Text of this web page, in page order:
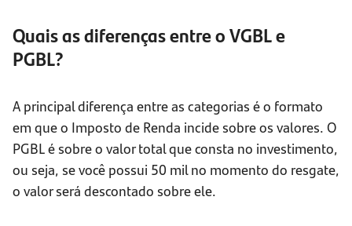
Quais as diferenças entre o VGBL e
PGBL?
A principal diferença entre as categorias é o formato
em que o Imposto de Renda incide sobre os valores. O
PGBL é sobre o valor total que consta no investimento,
ou seja, se você possui 50 mil no momento do resgate,
o valor será descontado sobre ele.